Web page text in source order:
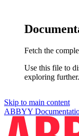
Fetch the
Use this file to
exploring further.
Skip to main content
ABBYY